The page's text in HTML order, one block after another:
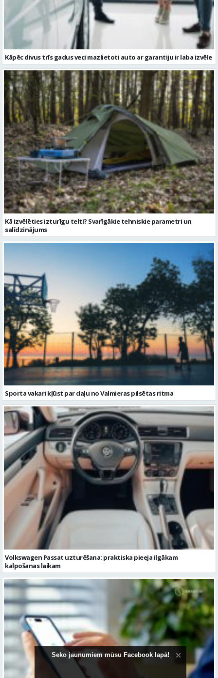
Kā izvēlēties izturīgu telti? Svarīgākie tehniskie parametri un
salīdzinājums
Sporta vakari kļūst par daļu no Valmieras pilsētas ritma
Volkswagen Passat uzturēšana: praktiska pieeja ilgākam
kalpošanas laikam
Pievienojies vairāk kā 1,2 miljoniem digitālās identitātes Smart-ID
Seko jaunumiem mūsu Facebook lapā!